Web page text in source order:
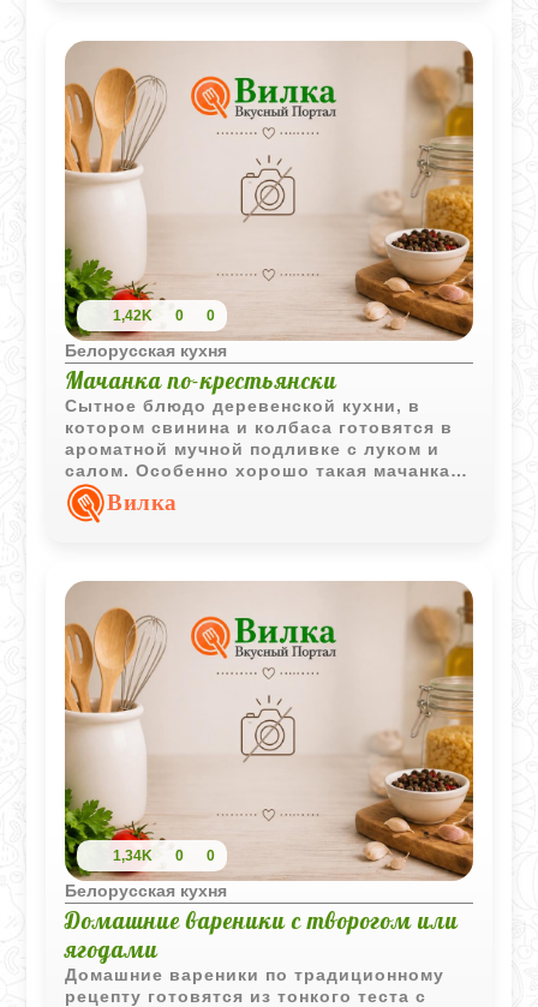
1,42K 0 0
Белорусская кухня
Мачанка по-крестьянски
Сытное блюдо деревенской кухни, в
котором свинина и колбаса готовятся в
ароматной мучной подливке с луком и
салом. Особенно хорошо такая мачанка
сочетается с блинами или отварным
картофелем.
Вилка
1,34K 0 0
Белорусская кухня
Домашние вареники с творогом или
ягодами
Домашние вареники по традиционному
рецепту готовятся из тонкого теста с